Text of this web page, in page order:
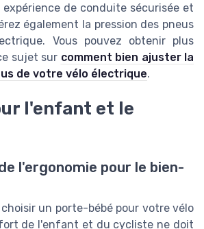
de conduite sécurisée et
également la pression des pneus
Vous pouvez obtenir plus
sujet sur comment bien ajuster la
de votre vélo électrique.
l'enfant et le
l'ergonomie pour le bien-
un porte-bébé pour votre vélo
de l'enfant et du cycliste ne doit